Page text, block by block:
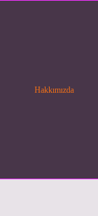
Hakkımızda